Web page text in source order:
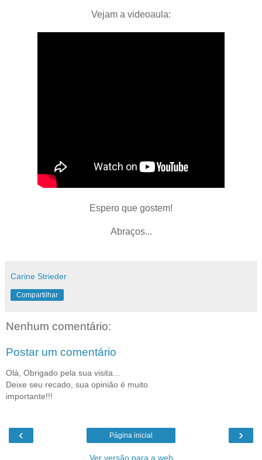
Vejam a videoaula:
Espero que gostem!
Abraços...
Carine Strieder
Compartilhar
Nenhum comentário:
Postar um comentário
Olá, Obrigado pela sua visita...
Deixe seu recado, sua opinião é muito
importante!!!
‹ ›
Página inicial
Ver versão para a web